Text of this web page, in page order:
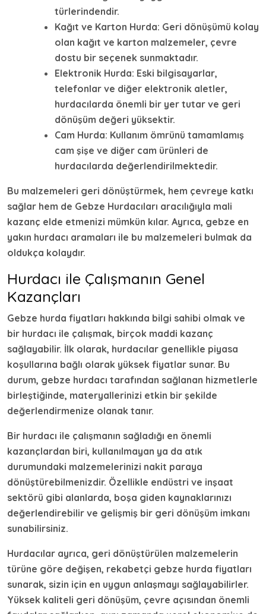
türlerindendir.
Kağıt ve Karton Hurda: Geri dönüşümü kolay
olan kağıt ve karton malzemeler, çevre
dostu bir seçenek sunmaktadır.
Elektronik Hurda: Eski bilgisayarlar,
telefonlar ve diğer elektronik aletler,
hurdacılarda önemli bir yer tutar ve geri
dönüşüm değeri yüksektir.
Cam Hurda: Kullanım ömrünü tamamlamış
cam şişe ve diğer cam ürünleri de
hurdacılarda değerlendirilmektedir.
Bu malzemeleri geri dönüştürmek, hem çevreye katkı
sağlar hem de Gebze Hurdacıları aracılığıyla mali
kazanç elde etmenizi mümkün kılar. Ayrıca, gebze en
yakın hurdacı aramaları ile bu malzemeleri bulmak da
oldukça kolaydır.
Hurdacı ile Çalışmanın Genel
Kazançları
Gebze hurda fiyatları hakkında bilgi sahibi olmak ve
bir hurdacı ile çalışmak, birçok maddi kazanç
sağlayabilir. İlk olarak, hurdacılar genellikle piyasa
koşullarına bağlı olarak yüksek fiyatlar sunar. Bu
durum, gebze hurdacı tarafından sağlanan hizmetlerle
birleştiğinde, materyallerinizi etkin bir şekilde
değerlendirmenize olanak tanır.
Bir hurdacı ile çalışmanın sağladığı en önemli
kazançlardan biri, kullanılmayan ya da atık
durumundaki malzemelerinizi nakit paraya
dönüştürebilmenizdir. Özellikle endüstri ve inşaat
sektörü gibi alanlarda, boşa giden kaynaklarınızı
değerlendirebilir ve gelişmiş bir geri dönüşüm imkanı
sunabilirsiniz.
Hurdacılar ayrıca, geri dönüştürülen malzemelerin
türüne göre değişen, rekabetçi gebze hurda fiyatları
sunarak, sizin için en uygun anlaşmayı sağlayabilirler.
Yüksek kaliteli geri dönüşüm, çevre açısından önemli